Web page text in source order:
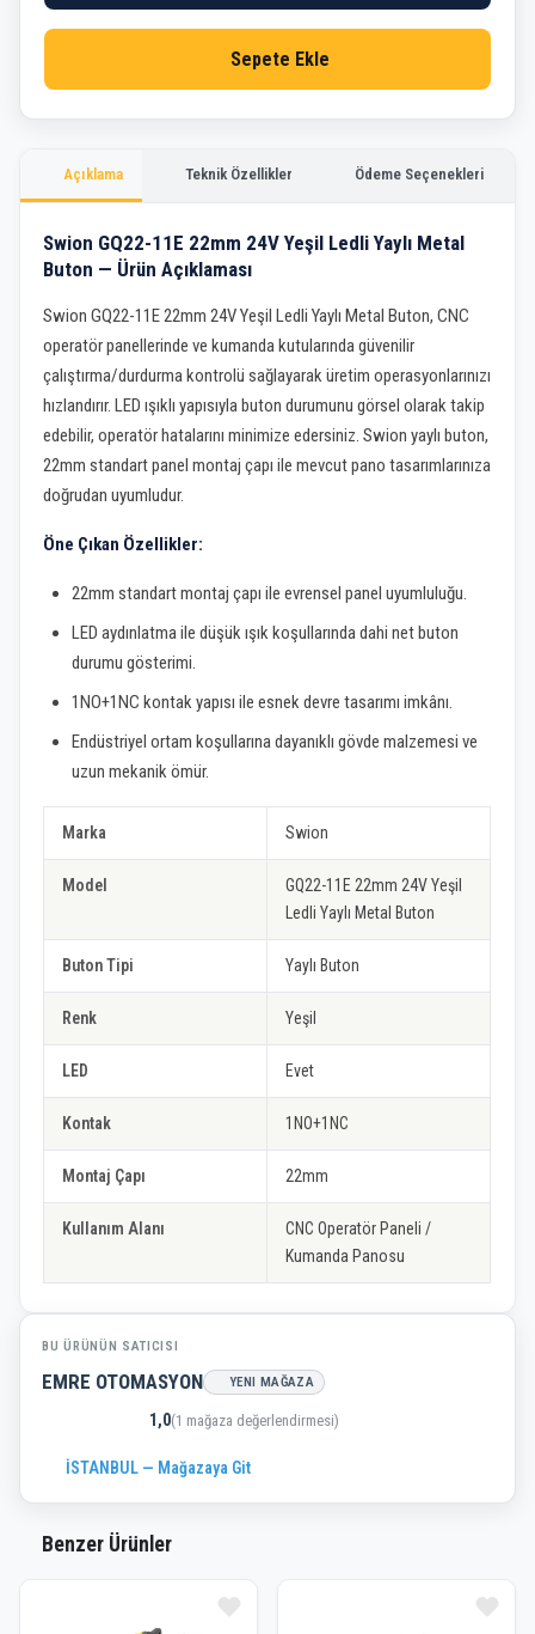
Açıklama Teknik Özellikler Ödeme Seçenekleri
Swion GQ22-11E 22mm 24V Yeşil Ledli Yaylı Metal
Buton — Ürün Açıklaması
Swion GQ22-11E 22mm 24V Yeşil Ledli Yaylı Metal Buton, CNC
operatör panellerinde ve kumanda kutularında güvenilir
çalıştırma/durdurma kontrolü sağlayarak üretim operasyonlarınızı
hızlandırır. LED ışıklı yapısıyla buton durumunu görsel olarak takip
edebilir, operatör hatalarını minimize edersiniz. Swion yaylı buton,
22mm standart panel montaj çapı ile mevcut pano tasarımlarınıza
doğrudan uyumludur.
Öne Çıkan Özellikler:
22mm standart montaj çapı ile evrensel panel uyumluluğu.
LED aydınlatma ile düşük ışık koşullarında dahi net buton
durumu gösterimi.
1NO+1NC kontak yapısı ile esnek devre tasarımı imkânı.
Endüstriyel ortam koşullarına dayanıklı gövde malzemesi ve
uzun mekanik ömür.
Marka Swion
Model
GQ22-11E 22mm 24V Yeşil
Ledli Yaylı Metal Buton
Buton Tipi Yaylı Buton
Renk Yeşil
LED Evet
Kontak 1NO+1NC
Montaj Çapı 22mm
Kullanım Alanı
CNC Operatör Paneli /
Kumanda Panosu
Sepete Ekle
BU ÜRÜNÜN SATICISI
EMRE OTOMASYON YENI MAĞAZA
1,0(1 mağaza değerlendirmesi)
İSTANBUL — Mağazaya Git
Benzer Ürünler